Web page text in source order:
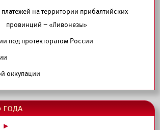
на территории прибалтийских
провинций – «Ливонезы»
под протекторатом России
оккупации